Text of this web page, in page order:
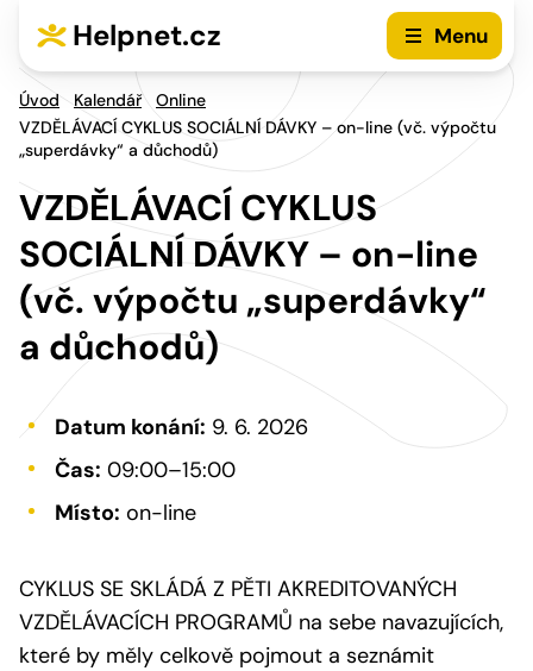
Helpnet.cz Menu
Úvod Kalendář
Online
VZDĚLÁVACÍ CYKLUS SOCIÁLNÍ DÁVKY – on-line (vč. výpočtu
„superdávky“ a důchodů)
VZDĚLÁVACÍ CYKLUS
SOCIÁLNÍ DÁVKY – on-line
(vč. výpočtu „superdávky“
a důchodů)
Datum konání: 9. 6. 2026
Čas: 09:00–15:00
Místo: on-line
CYKLUS SE SKLÁDÁ Z PĚTI AKREDITOVANÝCH
VZDĚLÁVACÍCH PROGRAMŮ na sebe navazujících,
které by měly celkově pojmout a seznámit